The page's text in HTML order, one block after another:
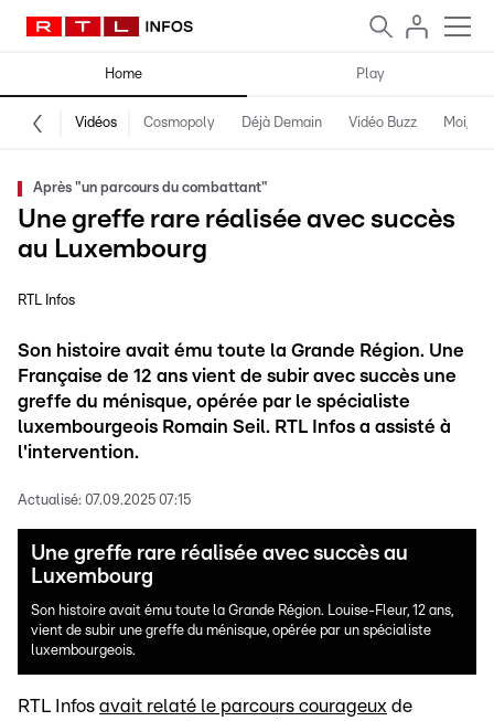
Home Play
Vidéos Cosmopoly Déjà Demain Vidéo Buzz Moi,
Après "un parcours du combattant"
Une greffe rare réalisée avec succès
au Luxembourg
RTL Infos
Son histoire avait ému toute la Grande Région. Une
Française de 12 ans vient de subir avec succès une
greffe du ménisque, opérée par le spécialiste
luxembourgeois Romain Seil. RTL Infos a assisté à
l'intervention.
Actualisé: 07.09.2025 07:15
Une greffe rare réalisée avec succès au
Luxembourg
Son histoire avait ému toute la Grande Région. Louise-Fleur, 12 ans,
vient de subir une greffe du ménisque, opérée par un spécialiste
luxembourgeois.
RTL Infos avait relaté le parcours courageux de